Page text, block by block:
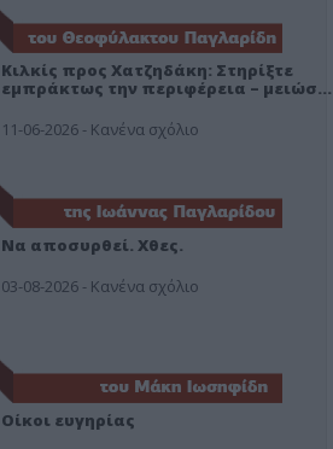
Κιλκίς προς Χατζηδάκη: Στηρίξτε
εμπράκτως την περιφέρεια – μειώσ…
11-06-2026 - Κανένα σχόλιο
Να αποσυρθεί. Χθες.
03-08-2026 - Κανένα σχόλιο
Οίκοι ευγηρίας